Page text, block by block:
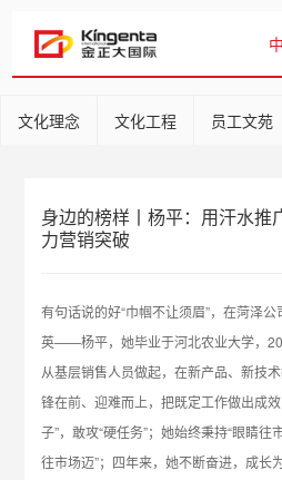
文化理念 文化工程 员工文苑
身边的榜样丨杨平：用汗水推
力营销突破
有句话说的好“巾帼不让须眉”，在菏泽
英——杨平，她毕业于河北农业大学，
从基层销售人员做起，在新产品、新技
锋在前、迎难而上，把既定工作做出成
子”，敢攻“硬任务”；她始终秉持“眼睛
往市场迈”；四年来，她不断奋进，成长